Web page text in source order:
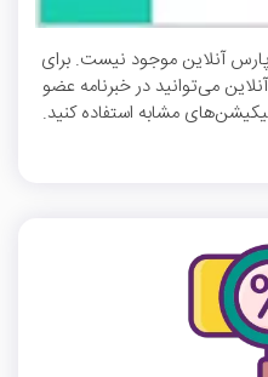
آنلاین موجود نیست. برای
می‌توانید در خبرنامه عضو
مشابه استفاده کنید.